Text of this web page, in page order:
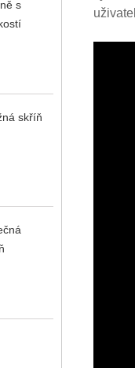
s
skříň